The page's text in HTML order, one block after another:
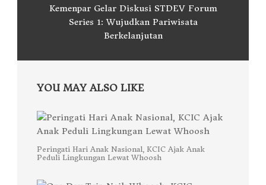
Kemenpar Gelar Diskusi STDEV Forum
Series 1: Wujudkan Pariwisata
Berkelanjutan
YOU MAY ALSO LIKE
Peringati Hari Anak Nasional, KCIC Ajak Anak
Peduli Lingkungan Lewat Whoosh